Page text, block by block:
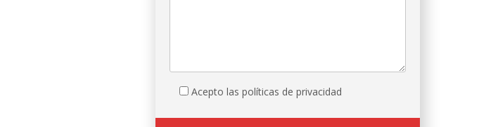
Acepto las políticas de privacidad